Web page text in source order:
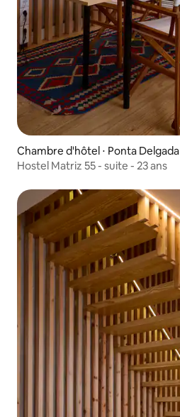
Chambre d'hôtel ⋅ Ponta Delgada
Hostel Matriz 55 - suite - 23 ans